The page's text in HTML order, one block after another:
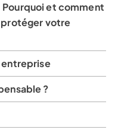
et comment
protéger votre
entreprise
?